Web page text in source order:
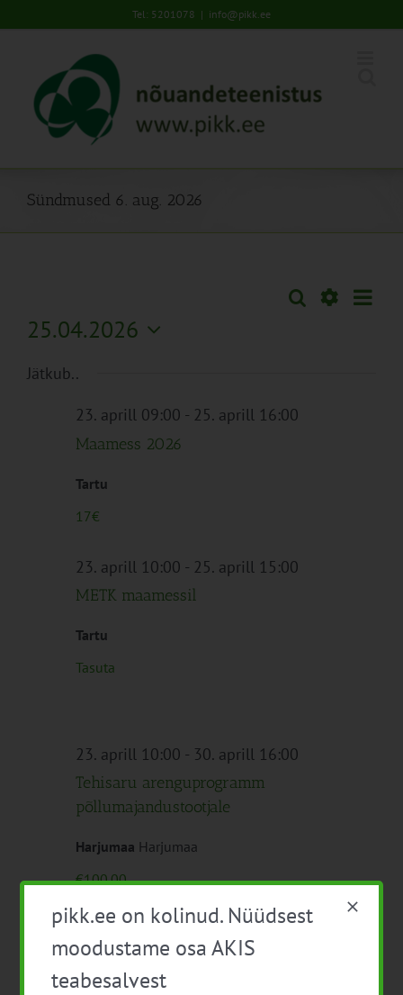
to
Tel: 5201078 | info@pikk.ee
Sündmused 6. aug. 2026
Sündmused
Navigation
Otsi Päev
25.04.2026
kuupäev.
Jätkub..
23. aprill 09:00 - 25. aprill 16:00
Maamess 2026
Tartu
17€
23. aprill 10:00 - 25. aprill 15:00
METK maamessil
Tartu
Tasuta
23. aprill 10:00 - 30. aprill 16:00
Tehisaru arenguprogramm
põllumajandustootjale
Harjumaa Harjumaa
€100.00
Eelmine päev
pikk.ee on kolinud. Nüüdsest
moodustame osa AKIS
teabesalvest